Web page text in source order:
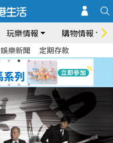
玩樂情報 購物情報
娛樂新聞 定期存款